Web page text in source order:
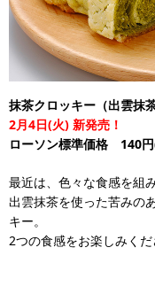
抹茶クロッキー（出雲抹
2月4日(火) 新発売！
ローソン標準価格 140
最近は、色々な食感を組
出雲抹茶を使った苦みの
キー。
2つの食感をお楽しみくだ